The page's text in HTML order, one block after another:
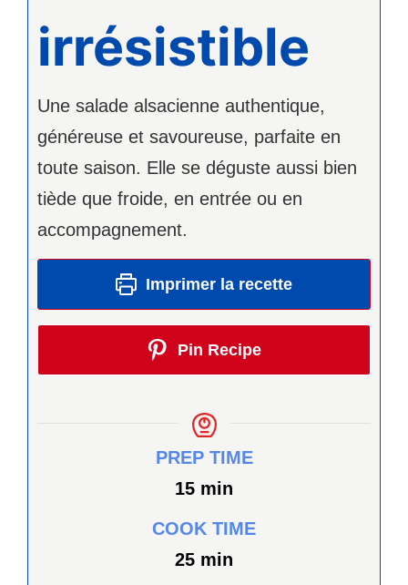
irrésistible
Une salade alsacienne authentique,
généreuse et savoureuse, parfaite en
toute saison. Elle se déguste aussi bien
tiède que froide, en entrée ou en
accompagnement.
Imprimer la recette
Pin Recipe
PREP TIME
15minutes
min
COOK TIME
25minutes
min